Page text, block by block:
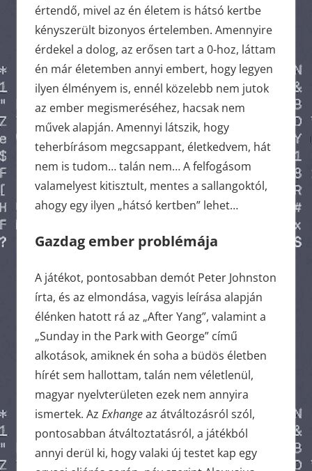
értendő, mivel az én életem is hátsó kertbe
kényszerült bizonyos értelemben. Amennyire
érdekel a dolog, az erősen tart a 0-hoz, láttam
én már életemben annyi embert, hogy legyen
ilyen élményem is, ennél közelebb nem jutok
az ember megismeréséhez, hacsak nem
művek alapján. Amennyi látszik, hogy
teherbírásom megcsappant, életkedvem, hát
nem is tudom… talán nem… A felfogásom
valamelyest kitisztult, mentes a sallangoktól,
ahogy egy ilyen „hátsó kertben” lehet…
Gazdag ember problémája
A játékot, pontosabban demót Peter Johnston
írta, és az elmondása, vagyis leírása alapján
élénken hatott rá az „After Yang”, valamint a
„Sunday in the Park with George” című
alkotások, amiknek én soha a büdös életben
hírét sem hallottam, talán nem véletlenül,
magyar nyelvterületen ezek nem annyira
ismertek. Az Exhangeaz átváltozásról szól,
pontosabban átváltoztatásról, a játékból
annyi derül ki, hogy valaki új testet kap egy